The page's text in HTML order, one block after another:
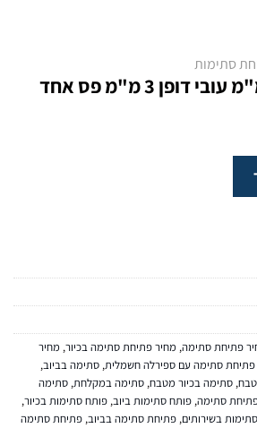
סתימות
שרשרת לכבל 8 מ"מ עובי דופן 3 מ"מ פס אחד
פתיחת סתימה, מחיר פתיחת סתימה בכיור, מחיר
פתיחת סתימה עם ספירלה חשמלית, סתימה בביוב,
, סתימה בכיור מטבח, סתימה במקלחת, סתימה
סתימה, פותח סתימות ביוב, פותח סתימות בכיור,
בשירותים, פתיחת סתימה בביוב, פתיחת סתימה